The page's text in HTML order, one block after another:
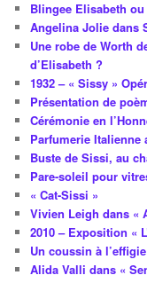
Blingee Elisabeth
Angelina Jolie dans
Une robe de Worth
d’Elisabeth ?
1932 – « Sissy »
Présentation de
Cérémonie en
Parfumerie Italienne
Buste de Sissi, au
Pare-soleil pour
« Cat-Sissi »
Vivien Leigh dans «
2010 – Exposition «
Un coussin à
Alida Valli dans «